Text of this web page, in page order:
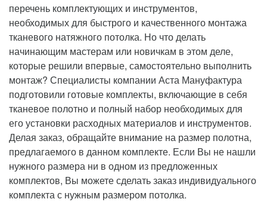
перечень комплектующих и инструментов,
необходимых для быстрого и качественного монтажа
тканевого натяжного потолка. Но что делать
начинающим мастерам или новичкам в этом деле,
которые решили впервые, самостоятельно выполнить
монтаж? Специалисты компании Аста Мануфактура
подготовили готовые комплекты, включающие в себя
тканевое полотно и полный набор необходимых для
его установки расходных материалов и инструментов.
Делая заказ, обращайте внимание на размер полотна,
предлагаемого в данном комплекте. Если Вы не нашли
нужного размера ни в одном из предложенных
комплектов, Вы можете сделать заказ индивидуального
комплекта с нужным размером потолка.